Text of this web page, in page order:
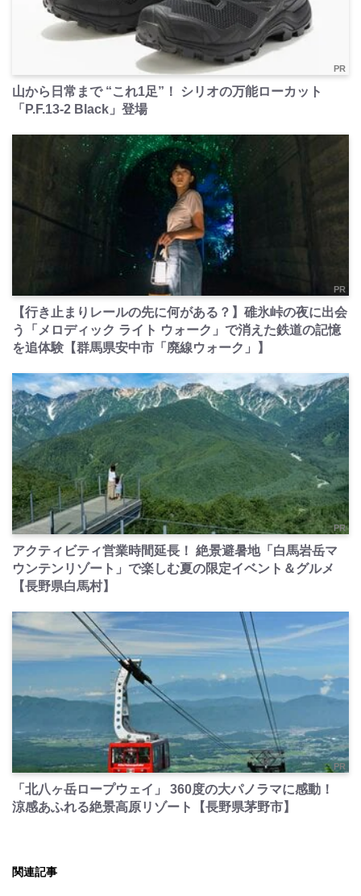
PR
山から日常まで “これ1足”！ シリオの万能ローカット
「P.F.13-2 Black」登場
PR
【行き止まりレールの先に何がある？】碓氷峠の夜に出会
う「メロディック ライト ウォーク」で消えた鉄道の記憶
を追体験【群馬県安中市「廃線ウォーク」】
PR
アクティビティ営業時間延長！ 絶景避暑地「白馬岩岳マ
ウンテンリゾート」で楽しむ夏の限定イベント＆グルメ
【長野県白馬村】
PR
「北八ヶ岳ロープウェイ」 360度の大パノラマに感動！
涼感あふれる絶景高原リゾート【長野県茅野市】
関連記事